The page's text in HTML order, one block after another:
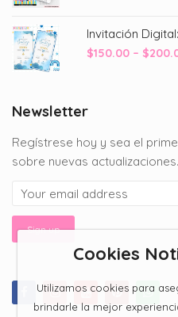
Invitación
$150.00 – $
Newsletter
Regístrese hoy y sea el
sobre nuevas actualizaciones.
Cookies
Utilizamos cookies para
brindarle la mejor